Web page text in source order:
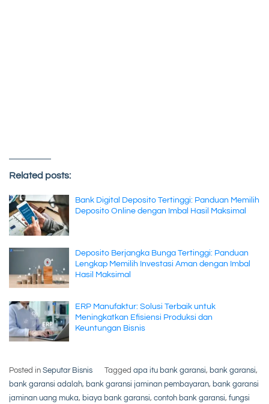
Related posts:
Bank Digital Deposito Tertinggi: Panduan Memilih
Deposito Online dengan Imbal Hasil Maksimal
Deposito Berjangka Bunga Tertinggi: Panduan
Lengkap Memilih Investasi Aman dengan Imbal
Hasil Maksimal
ERP Manufaktur: Solusi Terbaik untuk
Meningkatkan Efisiensi Produksi dan
Keuntungan Bisnis
Posted in Seputar Bisnis Tagged apa itu bank garansi, bank garansi,
bank garansi adalah, bank garansi jaminan pembayaran, bank garansi
jaminan uang muka, biaya bank garansi, contoh bank garansi, fungsi